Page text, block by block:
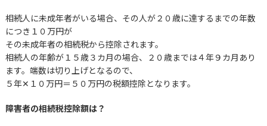
相続人に未成年者がいる場合、その人が２０歳に達するまでの年数
につき１０万円が
その未成年者の相続税から控除されます。
相続人の年齢が１５歳３カ月の場合、２０歳までは４年９カ月あり
ます。端数は切り上げとなるので、
５年✕１０万円＝５０万円の税額控除となります。
障害者の相続税控除額は？